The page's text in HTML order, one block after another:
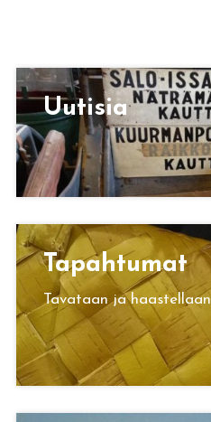
Uu­ti­sia
Ta­pah­tu­mat
Tavataan ja haastellaan